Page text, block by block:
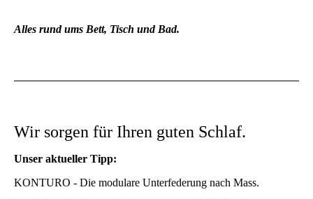
Alles rund ums Bett, Tisch und Bad.
Wir sorgen für Ihren guten Schlaf.
Unser aktueller Tipp:
KONTURO - Die modulare Unterfederung nach Mass.